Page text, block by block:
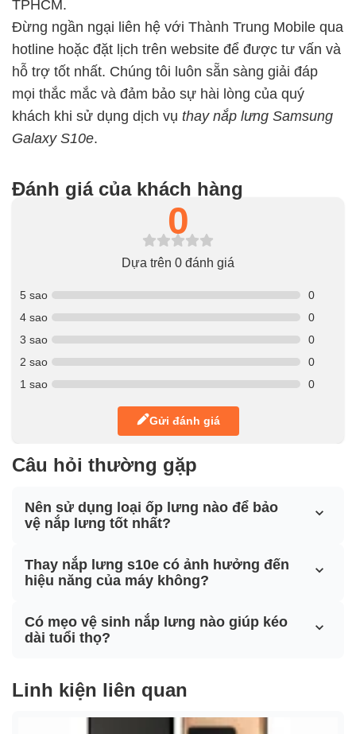
TPHCM.
Đừng ngần ngại liên hệ với Thành Trung Mobile qua
hotline hoặc đặt lịch trên website để được tư vấn và
hỗ trợ tốt nhất. Chúng tôi luôn sẵn sàng giải đáp
mọi thắc mắc và đảm bảo sự hài lòng của quý
khách khi sử dụng dịch vụ thay nắp lưng Samsung
Galaxy S10e.
Đánh giá của khách hàng
0
Dựa trên 0 đánh giá
5 sao
0
4 sao
0
3 sao
0
2 sao
0
1 sao
0
Gửi đánh giá
Câu hỏi thường gặp
Nên sử dụng loại ốp lưng nào để bảo
vệ nắp lưng tốt nhất?
Thay nắp lưng s10e có ảnh hưởng đến
hiệu năng của máy không?
Có mẹo vệ sinh nắp lưng nào giúp kéo
dài tuổi thọ?
Linh kiện liên quan